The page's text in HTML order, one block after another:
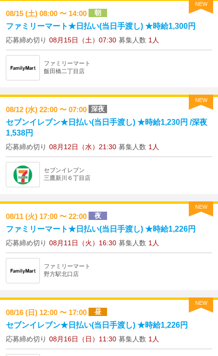
NEW
08/15 (土) 08:00 〜 14:00 朝
ファミリーマート★日払い(当日手渡し) ★時給1,300円
応募締め切り 08月15日（土）07:30 募集人数 1人
ファミリーマート
飯田橋二丁目店
NEW
08/12 (水) 22:00 〜 07:00 深夜
セブンイレブン★日払い(当日手渡し) ★時給1,230円 /深夜
1,538円
応募締め切り 08月12日（水）21:30 募集人数 1人
セブンイレブン
三鷹新川６丁目店
NEW
08/11 (火) 17:00 〜 22:00 夜
ファミリーマート★日払い(当日手渡し) ★時給1,226円
応募締め切り 08月11日（火）16:30 募集人数 1人
ファミリーマート
野方駅北口店
NEW
08/16 (日) 12:00 〜 17:00 昼
セブンイレブン★日払い(当日手渡し) ★時給1,226円
応募締め切り 08月16日（日）11:30 募集人数 1人